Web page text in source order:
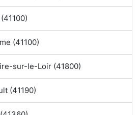
(41100)
sur-le-Loir (41800)
(41190)